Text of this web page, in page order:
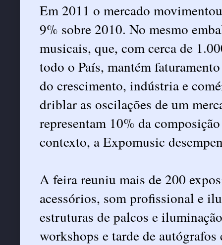
Em 2011 o mercado
9% sobre 2010. No mesmo
musicais, que, com cerca de
todo o País, mantém
do crescimento, indústria e
driblar as oscilações de um
representam 10% da
contexto, a Expomusic
A feira reuniu mais de 200
acessórios, som profissional e
estruturas de palcos e
workshops e tarde de